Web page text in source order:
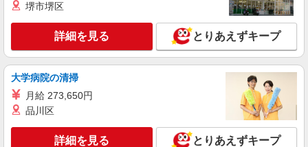
株式会社kotrio /●SD-H-2066404
＜郡山市＞元気も、プライベートも諦めない＊
週3〜OK/看護助手
時給1350円〜2062円 ＜日払い有/週払い有/交
通費全支給(ガソリン代含む)＞
詳細を見る
堺市堺区
詳細を見る とりあえずキープ
大学病院の清掃
月給 273,650円
品川区
詳細を見る とりあえずキープ